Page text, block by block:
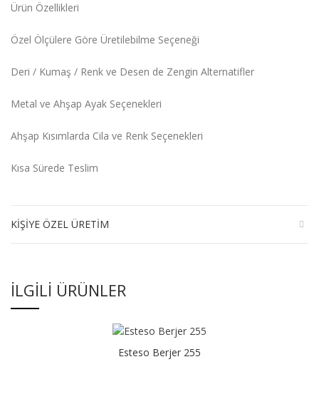
Ürün Özellikleri
Özel Ölçülere Göre Üretilebilme Seçeneği
Deri / Kumaş / Renk ve Desen de Zengin Alternatifler
Metal ve Ahşap Ayak Seçenekleri
Ahşap Kısımlarda Cila ve Renk Seçenekleri
Kısa Sürede Teslim
KIŞIYE ÖZEL ÜRETIM
İLGILI ÜRÜNLER
Esteso Berjer 255